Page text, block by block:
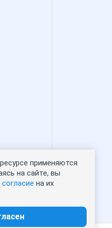
- 0
применяются
на сайте, вы
согласие на их